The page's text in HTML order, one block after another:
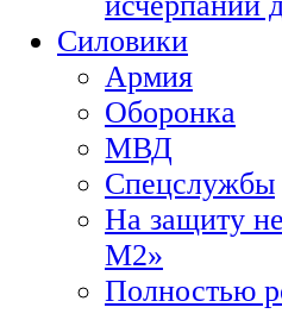
Силовики
Армия
Оборонка
МВД
Спецслужбы
На защиту
М2»
Полностью